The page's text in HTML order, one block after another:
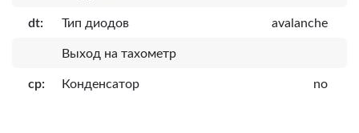
dt: Тип диодов avalanche
Выход на тахометр
cp: Конденсатор no